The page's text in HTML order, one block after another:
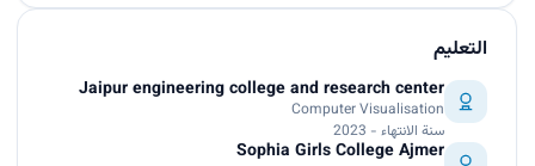
التعليم
Jaipur engineering college and research center
Computer Visualisation
سنة الانتهاء - 2023
Sophia Girls College Ajmer